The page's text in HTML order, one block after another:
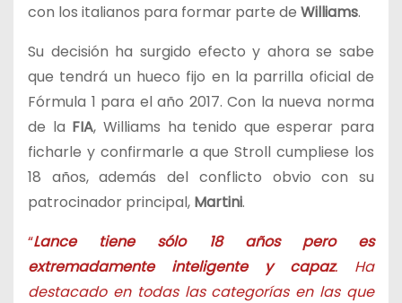
con los italianos para formar parte de Williams.
Su decisión ha surgido efecto y ahora se sabe
que tendrá un hueco fijo en la parrilla oficial de
Fórmula 1 para el año 2017. Con la nueva norma
de la FIA, Williams ha tenido que esperar para
ficharle y confirmarle a que Stroll cumpliese los
18 años, además del conflicto obvio con su
patrocinador principal, Martini.
“Lance tiene sólo 18 años pero es
extremadamente inteligente y capaz. Ha
destacado en todas las categorías en las que